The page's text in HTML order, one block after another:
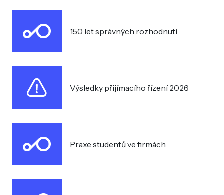
150 let správných rozhodnutí
Výsledky přijímacího řízení 2026
Praxe studentů ve firmách